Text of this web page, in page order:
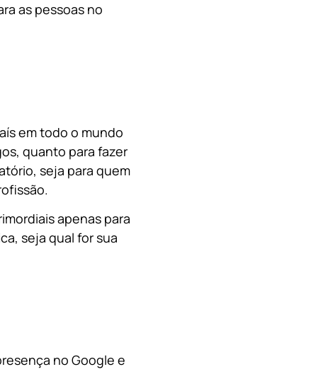
as pessoas no
em todo o mundo
quanto para fazer
seja para quem
apenas para
seja qual for sua
no Google e